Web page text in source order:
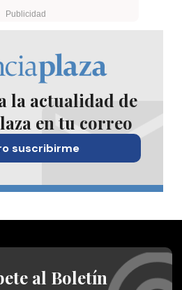
la actualidad de
en tu correo
suscribirme
al Boletín